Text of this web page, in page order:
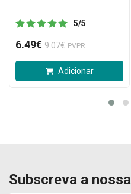
5/5
6.49€ 9.07€ PVPR
Adicionar
Subscreva a